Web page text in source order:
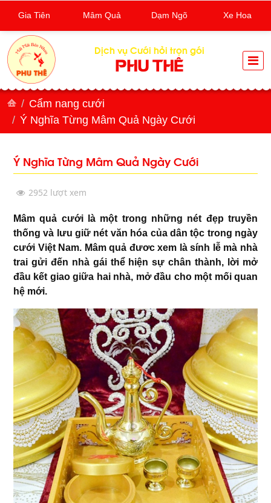
Dịch vụ Cưới hỏi trọn gói
PHU THÊ
Cẩm nang cưới
Ý Nghĩa Từng Mâm Quả Ngày Cưới
Ý Nghĩa Từng Mâm Quả Ngày Cưới
2952 lượt xem
Mâm quả cưới là một trong những nét đẹp truyền
thống và lưu giữ nét văn hóa của dân tộc trong ngày
cưới Việt Nam. Mâm quả đươc xem là sính lễ mà nhà
trai gửi đến nhà gái thể hiện sự chân thành, lời mở
đầu kết giao giữa hai nhà, mở đầu cho một mối quan
hệ mới.
Gia Tiên Mâm Quả Dạm Ngõ Xe Hoa